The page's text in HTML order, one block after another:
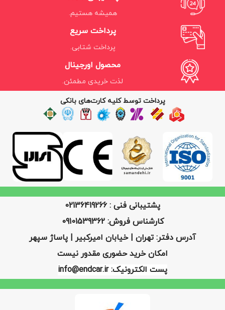
همیشه هستیم.
پرداخت سریع
پرداخت شتابی.
محصول اورجینال
لذت خریدی مطمئن.
پرداخت توسط کلیه کارت‌های بانکی
پشتیبانی فنی : 02136419266
کارشناس فروش: 09101539362
آدرس دفتر: تهران | خیابان امیرکبیر | پاساژ سپهر
امکان خرید حضوری مقدور نیست
پست الکترونیک: info@endcar.ir